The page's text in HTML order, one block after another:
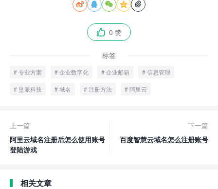
    
 0 赞
标签
专业方案 企业数字化 企业邮箱 信息管理
垦派科技 域名 注册方法 阿里云
上一篇
阿里云域名注册后怎么使用账号
登陆游戏
下一篇
百度智慧云域名怎么注册账号
相关文章